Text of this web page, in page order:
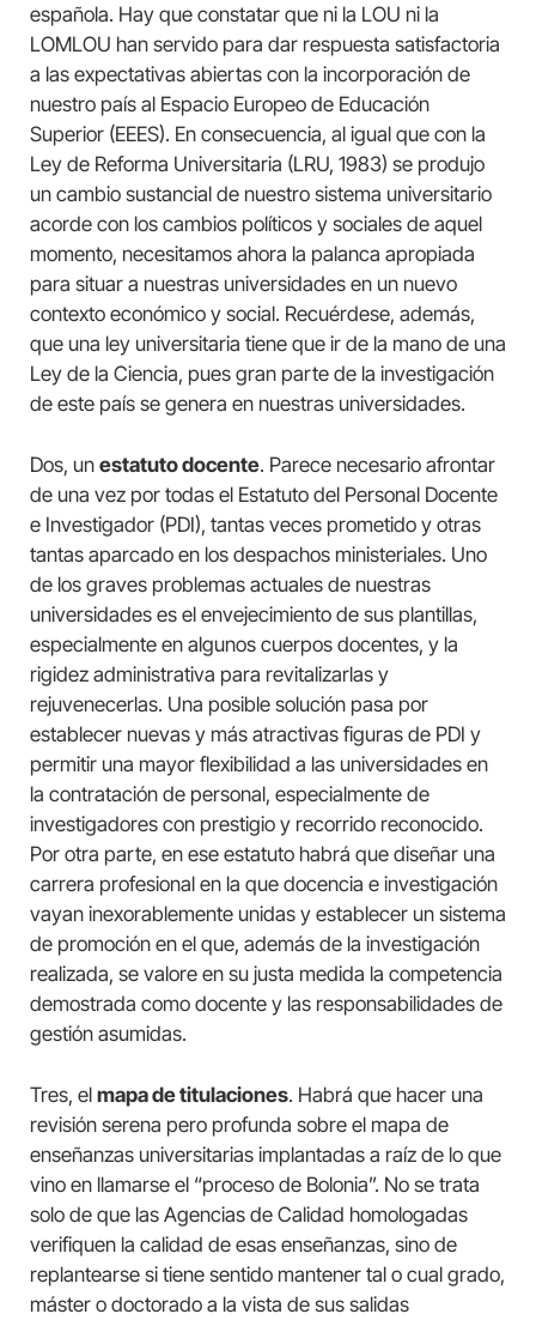
española. Hay que constatar que ni la LOU ni la
LOMLOU han servido para dar respuesta satisfactoria
a las expectativas abiertas con la incorporación de
nuestro país al Espacio Europeo de Educación
Superior (EEES). En consecuencia, al igual que con la
Ley de Reforma Universitaria (LRU, 1983) se produjo
un cambio sustancial de nuestro sistema universitario
acorde con los cambios políticos y sociales de aquel
momento, necesitamos ahora la palanca apropiada
para situar a nuestras universidades en un nuevo
contexto económico y social. Recuérdese, además,
que una ley universitaria tiene que ir de la mano de una
Ley de la Ciencia, pues gran parte de la investigación
de este país se genera en nuestras universidades.
Dos, un estatuto docente. Parece necesario afrontar
de una vez por todas el Estatuto del Personal Docente
e Investigador (PDI), tantas veces prometido y otras
tantas aparcado en los despachos ministeriales. Uno
de los graves problemas actuales de nuestras
universidades es el envejecimiento de sus plantillas,
especialmente en algunos cuerpos docentes, y la
rigidez administrativa para revitalizarlas y
rejuvenecerlas. Una posible solución pasa por
establecer nuevas y más atractivas figuras de PDI y
permitir una mayor flexibilidad a las universidades en
la contratación de personal, especialmente de
investigadores con prestigio y recorrido reconocido.
Por otra parte, en ese estatuto habrá que diseñar una
carrera profesional en la que docencia e investigación
vayan inexorablemente unidas y establecer un sistema
de promoción en el que, además de la investigación
realizada, se valore en su justa medida la competencia
demostrada como docente y las responsabilidades de
gestión asumidas.
Tres, el mapa de titulaciones. Habrá que hacer una
revisión serena pero profunda sobre el mapa de
enseñanzas universitarias implantadas a raíz de lo que
vino en llamarse el “proceso de Bolonia”. No se trata
solo de que las Agencias de Calidad homologadas
verifiquen la calidad de esas enseñanzas, sino de
replantearse si tiene sentido mantener tal o cual grado,
máster o doctorado a la vista de sus salidas